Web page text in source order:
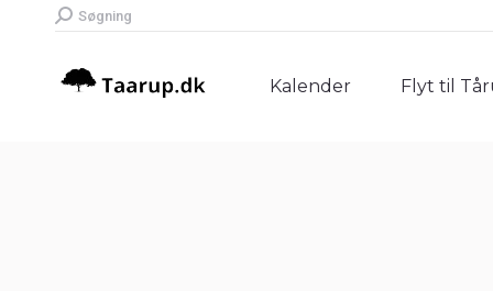
Search:
Søgning
Kalender Flyt til
Kalender Flyt til